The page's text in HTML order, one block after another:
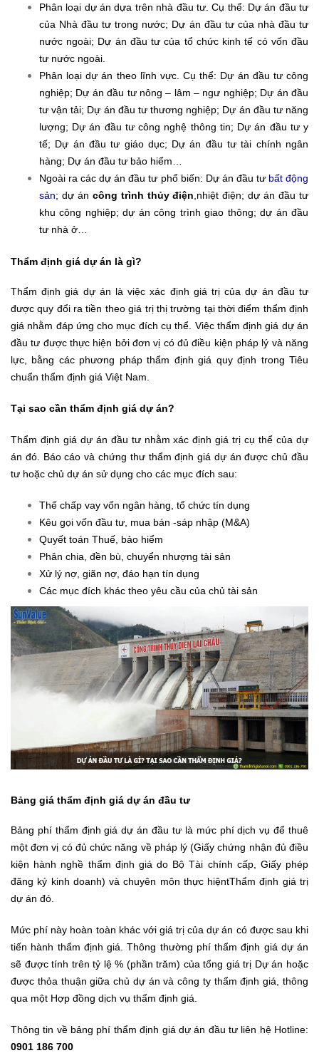
Phân loại dự án dựa trên nhà đầu tư. Cụ thể: Dự án đầu tư
của Nhà đầu tư trong nước; Dự án đầu tư của nhà đầu tư
nước ngoài; Dự án đầu tư của tổ chức kinh tế có vốn đầu
tư nước ngoài.
Phân loại dự án theo lĩnh vực. Cụ thể: Dự án đầu tư công
nghiệp; Dự án đầu tư nông – lâm – ngư nghiệp; Dự án đầu
tư vận tải; Dự án đầu tư thương nghiệp; Dự án đầu tư năng
lượng; Dự án đầu tư công nghệ thông tin; Dự án đầu tư y
tế; Dự án đầu tư giáo dục; Dự án đầu tư tài chính ngân
hàng; Dự án đầu tư bảo hiểm…
Ngoài ra các dự án đầu tư phổ biến: Dự án đầu tư bất động
sản; dự án công trình thủy điện ,nhiệt điện; dự án đầu tư
khu công nghiệp; dự án công trình giao thông; dự án đầu
tư nhà ở…
Thẩm định giá dự án là gì?
Thẩm định giá dự án là việc xác định giá trị của dự án đầu tư
được quy đổi ra tiền theo giá trị thị trường tại thời điểm thẩm định
giá nhằm đáp ứng cho mục đích cụ thể. Việc thẩm định giá dự án
đầu tư được thực hiện bởi đơn vị có đủ điều kiện pháp lý và năng
lực, bằng các phương pháp thẩm định giá quy định trong Tiêu
chuẩn thẩm định giá Việt Nam.
Tại sao cần thẩm định giá dự án?
Thẩm định giá dự án đầu tư nhằm xác định giá trị cụ thể của dự
án đó. Báo cáo và chứng thư thẩm định giá dự án được chủ đầu
tư hoặc chủ dự án sử dụng cho các mục đích sau:
Thế chấp vay vốn ngân hàng, tổ chức tín dụng
Kêu gọi vốn đầu tư, mua bán -sáp nhập (M&A)
Quyết toán Thuế, bảo hiểm
Phân chia, đền bù, chuyển nhượng tài sản
Xử lý nợ, giãn nợ, đáo hạn tín dụng
Các mục đích khác theo yêu cầu của chủ tài sản
Bảng giá thẩm định giá dự án đầu tư
Bảng phí thẩm định giá dự án đầu tư là mức phí dịch vụ để thuê
một đơn vị có đủ chức năng về pháp lý (Giấy chứng nhận đủ điều
kiện hành nghề thẩm định giá do Bộ Tài chính cấp, Giấy phép
đăng ký kinh doanh) và chuyên môn thực hiệntThẩm định giá trị
dự án đó.
Mức phí này hoàn toàn khác với giá trị của dự án có được sau khi
tiến hành thẩm định giá. Thông thường phí thẩm định giá dự án
sẽ được tính trên tỷ lệ % (phần trăm) của tổng giá trị Dự án hoặc
được thỏa thuận giữa chủ dự án và công ty thẩm định giá, thông
qua một Hợp đồng dịch vụ thẩm định giá.
Thông tin về bảng phí thẩm định giá dự án đầu tư liên hệ Hotline:
0901 186 700